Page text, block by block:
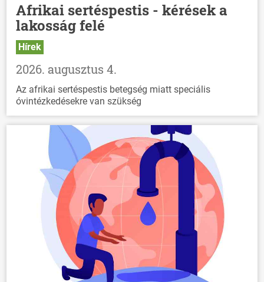
Afrikai sertéspestis - kérések a
lakosság felé
Hírek
2026. augusztus 4.
Az afrikai sertéspestis betegség miatt speciális
óvintézkedésekre van szükség